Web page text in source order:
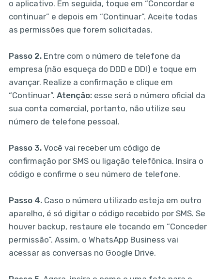
o aplicativo. Em seguida, toque em “Concordar e
continuar” e depois em “Continuar”. Aceite todas
as permissões que forem solicitadas.
Passo 2.Entre com o número de telefone da
empresa (não esqueça do DDD e DDI) e toque em
avançar. Realize a confirmação e clique em
“Continuar”. Atenção:esse será o número oficial da
sua conta comercial, portanto, não utilize seu
número de telefone pessoal.
Passo 3.Você vai receber um código de
confirmação por SMS ou ligação telefônica. Insira o
código e confirme o seu número de telefone.
Passo 4.Caso o número utilizado esteja em outro
aparelho, é só digitar o código recebido por SMS. Se
houver backup, restaure ele tocando em “Conceder
permissão”. Assim, o WhatsApp Business vai
acessar as conversas no Google Drive.